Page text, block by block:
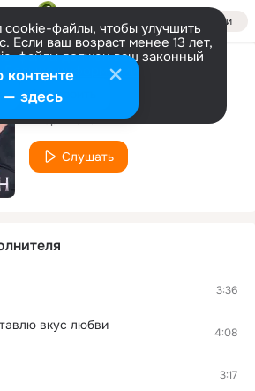
Войти
файлы, чтобы улучшить
Если ваш возраст менее 13 лет,
файлы должен ваш законный
Больше информации
Настроить
Отпускаю тебя
Игорь Балан
Слушать
3:36
вкус любви 4:08
3:17
здесь